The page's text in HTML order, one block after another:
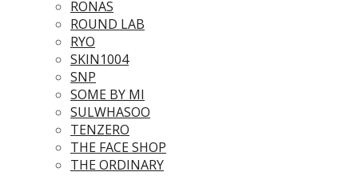
RONAS
ROUND LAB
RYO
SKIN1004
SNP
SOME BY MI
SULWHASOO
TENZERO
THE FACE SHOP
THE ORDINARY